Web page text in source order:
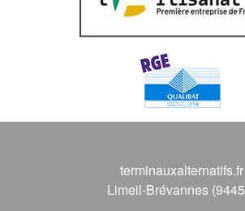
terminauxalternatifs.fr
Limeil-Brévannes